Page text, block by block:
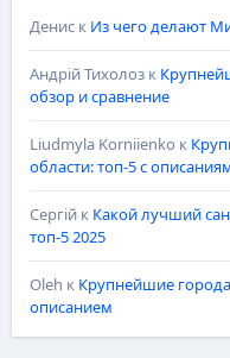
Дениск Из чего делают
Андрій Тихолозк
обзор и сравнение
Liudmyla Korniienko к
области: топ-5 с
Сергійк Какой лучший
топ-5 2025
Oleh к Крупнейшие города
описанием